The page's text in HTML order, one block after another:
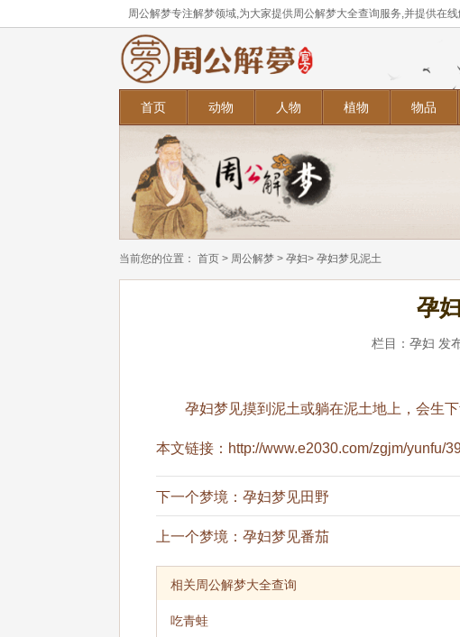
周公解梦专注解梦领域,为大家提供周公解梦大全查询服务,并提供在
首页 动物 人物 植物 物品
当前您的位置： 首页 > 周公解梦 > 孕妇> 孕妇梦见泥土
孕
栏目： 孕妇 发
孕妇梦见摸到泥土或躺在泥土地上，会生下
本文链接： http://www.e2030.com/zgjm/yunfu/
下一个梦境： 孕妇梦见田野
上一个梦境： 孕妇梦见番茄
相关周公解梦大全查询
吃青蛙